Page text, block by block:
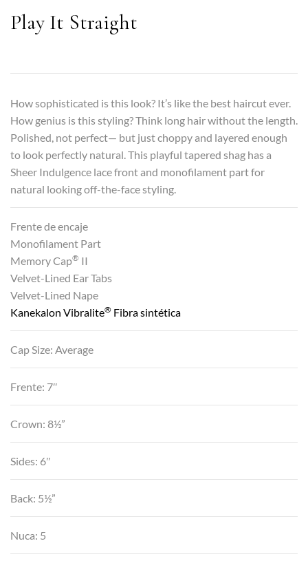
Play It Straight
How sophisticated is this look? It’s like the best haircut ever.
How genius is this styling? Think long hair without the length.
Polished, not perfect— but just choppy and layered enough
to look perfectly natural. This playful tapered shag has a
Sheer Indulgence lace front and monofilament part for
natural looking off-the-face styling.
Frente de encaje
Monofilament Part
Memory Cap® II
Velvet-Lined Ear Tabs
Velvet-Lined Nape
Kanekalon Vibralite® Fibra sintética
Cap Size: Average
Frente: 7″
Crown: 8½”
Sides: 6″
Back: 5½”
Nuca: 5